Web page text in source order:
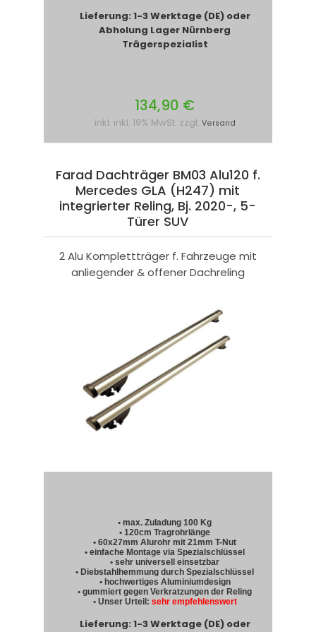
Lieferung: 1-3 Werktage (DE) oder
Abholung Lager Nürnberg
Trägerspezialist
134,90 €
inkl. inkl. 19% MwSt. zzgl. Versand
Farad Dachträger BM03 Alu120 f.
Mercedes GLA (H247) mit
integrierter Reling, Bj. 2020-, 5-
Türer SUV
2 Alu Komplettträger f. Fahrzeuge mit
anliegender & offener Dachreling
• max. Zuladung 100 Kg
• 120cm Tragrohrlänge
• 60x27mm Alurohr mit 21mm T-Nut
• einfache Montage via Spezialschlüssel
• sehr universell einsetzbar
• Diebstahlhemmung durch Spezialschlüssel
• hochwertiges Aluminiumdesign
• gummiert gegen Verkratzungen der Reling
• Unser Urteil: sehr empfehlenswert
Lieferung: 1-3 Werktage (DE) oder